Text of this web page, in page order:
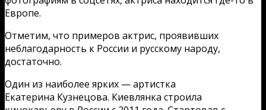
Европе.
Отметим, что примеров актрис, проявивших
неблагодарность к России и русскому народу,
достаточно.
Один из наиболее ярких — артистка
Екатерина Кузнецова. Киевлянка строила